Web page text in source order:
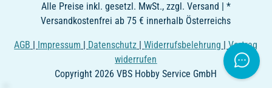
Alle Preise inkl. gesetzl. MwSt., zzgl. Versand | *
Versandkostenfrei ab 75 € innerhalb Österreichs
AGB Impressum Datenschutz |Widerrufsbelehrung |Vertrag
widerrufen
Copyright 2026 VBS Hobby Service GmbH